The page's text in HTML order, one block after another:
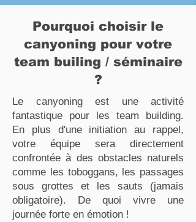
Pourquoi choisir le
canyoning pour votre
team builing / séminaire
?
Le canyoning est une activité
fantastique pour les team building.
En plus d'une initiation au rappel,
votre équipe sera directement
confrontée à des obstacles naturels
comme les toboggans, les passages
sous grottes et les sauts (jamais
obligatoire). De quoi vivre une
journée forte en émotion !